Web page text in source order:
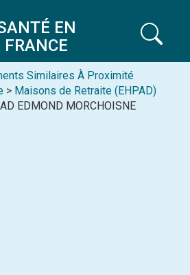
EN
FRANCE
Similaires À Proximité
> Maisons de Retraite (EHPAD)
EDMOND MORCHOISNE